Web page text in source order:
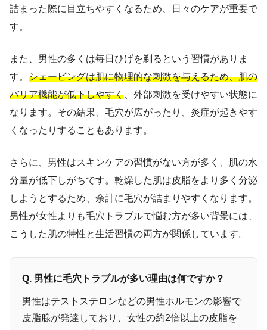
詰まった際に目立ちやすくなるため、日々のケアが重要で
す。
また、男性の多くは毎日ひげを剃るという習慣がありま
す。 シェービングは肌に物理的な刺激を与えるため、肌の
バリア機能が低下しやすく 、外部刺激を受けやすい状態に
なります。その結果、毛穴が広がったり、炎症が起きやす
くなったりすることもあります。
さらに、男性はスキンケアの習慣がない方が多く、肌の水
分量が低下しがちです。乾燥した肌は皮脂をより多く分泌
しようとするため、余計に毛穴が詰まりやすくなります。
男性が女性よりも毛穴トラブルで悩む方が多い背景には、
こうした肌の特性と生活習慣の両方が関係しています。
Q. 男性に毛穴トラブルが多い理由は何ですか？
男性はテストステロンなどの男性ホルモンの影響で
皮脂腺が発達しており、女性の約2倍以上の皮脂を